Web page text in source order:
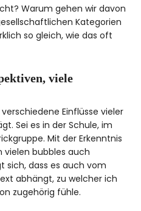
Warum gehen wir davon
Kategorien
so gleich, wie das oft
viele
Einflüsse vieler
Sei es in der Schule, im
Mit der Erkenntnis
vielen bubbles auch
sich, dass es auch vom
abhängt, zu welcher ich
zugehörig fühle.